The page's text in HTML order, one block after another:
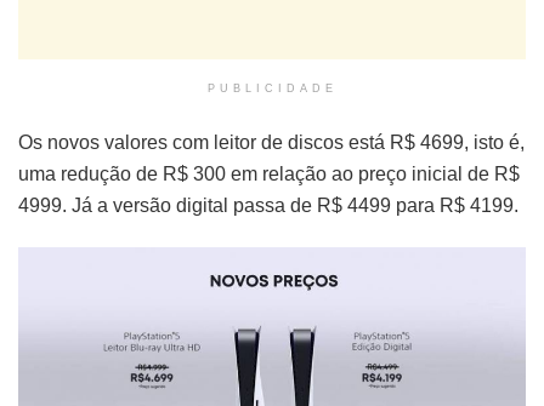
PUBLICIDADE
Os novos valores com leitor de discos está R$ 4699, isto é,
uma redução de R$ 300 em relação ao preço inicial de R$
4999. Já a versão digital passa de R$ 4499 para R$ 4199.